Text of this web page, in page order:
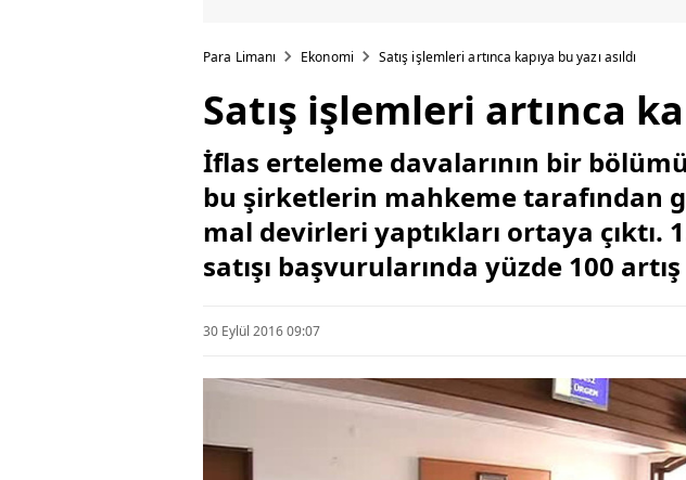
Para Limanı Ekonomi Satış işlemleri artınca kapıya bu yazı asıldı
Satış işlemleri artınca
İflas erteleme davalarının bir
bu şirketlerin mahkeme tarafından
mal devirleri yaptıkları ortaya çıktı.
satışı başvurularında yüzde 100
30 Eylül 2016 09:07